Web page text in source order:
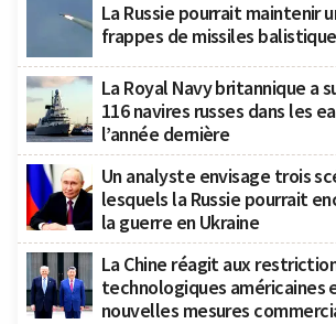
La Russie pourrait maintenir
frappes de missiles
La Royal Navy britannique a
116 navires russes dans les
l’année dernière
Un analyste envisage trois
lesquels la Russie pourrait
la guerre en Ukraine
La Chine réagit aux
technologiques américaines
nouvelles mesures